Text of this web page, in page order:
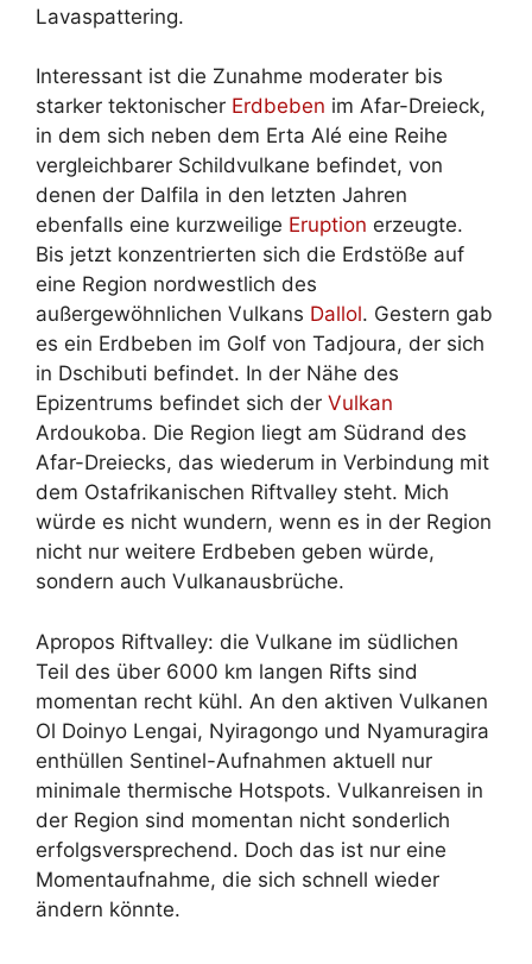
Lavaspattering.
Interessant ist die Zunahme moderater bis
starker tektonischer Erdbeben im Afar-Dreieck,
in dem sich neben dem Erta Alé eine Reihe
vergleichbarer Schildvulkane befindet, von
denen der Dalfila in den letzten Jahren
ebenfalls eine kurzweilige Eruption erzeugte.
Bis jetzt konzentrierten sich die Erdstöße auf
eine Region nordwestlich des
außergewöhnlichen Vulkans Dallol. Gestern gab
es ein Erdbeben im Golf von Tadjoura, der sich
in Dschibuti befindet. In der Nähe des
Epizentrums befindet sich der Vulkan
Ardoukoba. Die Region liegt am Südrand des
Afar-Dreiecks, das wiederum in Verbindung mit
dem Ostafrikanischen Riftvalley steht. Mich
würde es nicht wundern, wenn es in der Region
nicht nur weitere Erdbeben geben würde,
sondern auch Vulkanausbrüche.
Apropos Riftvalley: die Vulkane im südlichen
Teil des über 6000 km langen Rifts sind
momentan recht kühl. An den aktiven Vulkanen
Ol Doinyo Lengai, Nyiragongo und Nyamuragira
enthüllen Sentinel-Aufnahmen aktuell nur
minimale thermische Hotspots. Vulkanreisen in
der Region sind momentan nicht sonderlich
erfolgsversprechend. Doch das ist nur eine
Momentaufnahme, die sich schnell wieder
ändern könnte.